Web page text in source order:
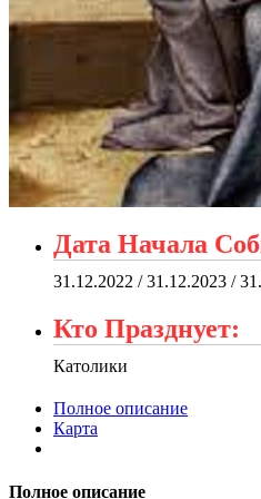
Дата Начала
31.12.2022 / 31.12.2023 /
Кто Празднует:
Католики
Полное описание
Карта
Полное описание